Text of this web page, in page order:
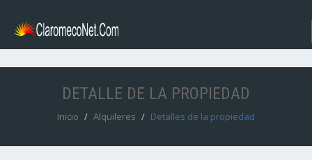
DETALLE DE LA PROPIEDAD
Inicio Alquileres Detalles de la propiedad